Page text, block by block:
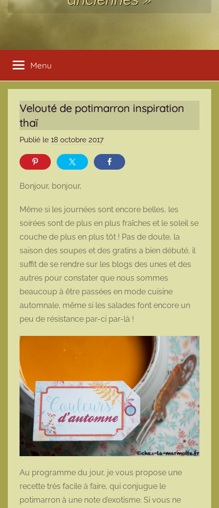
Menu
Velouté de potimarron inspiration
thaï
Publié le 18 octobre 2017
a
o
t
e
Bonjour, bonjour,
Même si les journées sont encore belles, les
soirées sont de plus en plus fraîches et le soleil se
couche de plus en plus tôt ! Pas de doute, la
saison des soupes et des gratins a bien débuté, il
suffit de se rendre sur les blogs des unes et des
autres pour constater que nous sommes
beaucoup à être passées en mode cuisine
automnale, même si les salades font encore un
peu de résistance par-ci par-là !
Au programme du jour, je vous propose une
recette très facile à faire, qui conjugue le
potimarron à une note d’exotisme. Si vous ne